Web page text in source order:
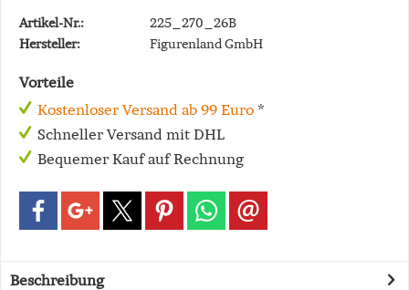
Artikel-Nr.:
225_270_26B
Hersteller:
Figurenland GmbH
Vorteile
Kostenloser Versand ab 99 Euro *
Schneller Versand mit DHL
Bequemer Kauf auf Rechnung
Beschreibung